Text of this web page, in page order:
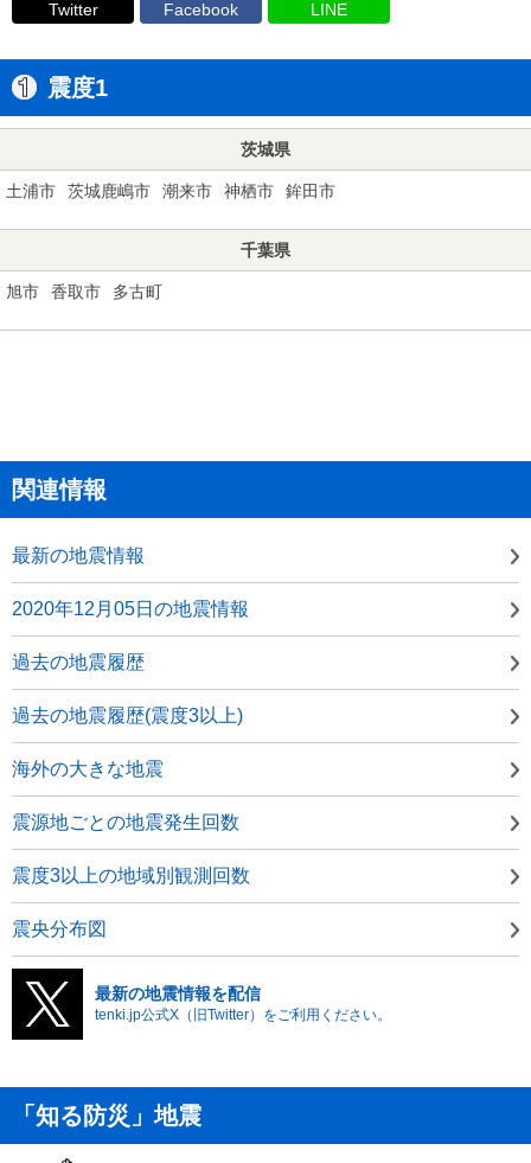
Twitter Facebook LINE
震度1
茨城県
土浦市 茨城鹿嶋市 潮来市 神栖市 鉾田市
千葉県
旭市 香取市 多古町
関連情報
最新の地震情報
2020年12月05日の地震情報
過去の地震履歴
過去の地震履歴(震度3以上)
海外の大きな地震
震源地ごとの地震発生回数
震度3以上の地域別観測回数
震央分布図
最新の地震情報を配信
tenki.jp公式X（旧Twitter）をご利用ください。
「知る防災」地震